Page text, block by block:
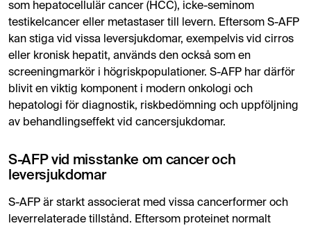
som hepatocellulär cancer (HCC), icke-seminom
testikelcancer eller metastaser till levern. Eftersom S-AFP
kan stiga vid vissa leversjukdomar, exempelvis vid cirros
eller kronisk hepatit, används den också som en
screeningmarkör i högriskpopulationer. S-AFP har därför
blivit en viktig komponent i modern onkologi och
hepatologi för diagnostik, riskbedömning och uppföljning
av behandlingseffekt vid cancersjukdomar.
S-AFP vid misstanke om cancer och
leversjukdomar
S-AFP är starkt associerat med vissa cancerformer och
leverrelaterade tillstånd. Eftersom proteinet normalt